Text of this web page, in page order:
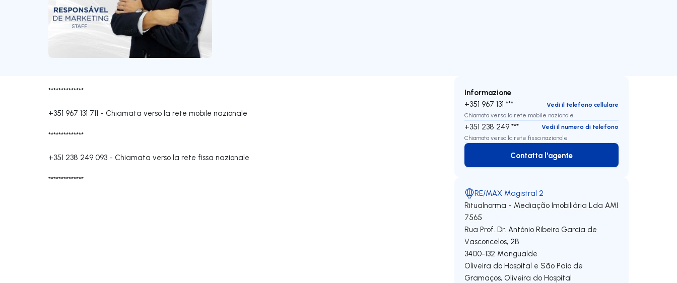
**************
+351 967 131 711 - Chiamata verso la rete mobile nazionale
**************
+351 238 249 093 - Chiamata verso la rete fissa nazionale
**************
Informazione
+351 967 131 ***
Vedi il telefono cellulare
Chiamata verso la rete mobile nazionale
+351 238 249 ***
Vedi il numero di telefono
Chiamata verso la rete fissa nazionale
Contatta l'agente
Contatta l'agente
RE/MAX Magistral 2
Ritualnorma - Mediação Imobiliária Lda AMI
7565
Rua Prof. Dr. António Ribeiro Garcia de
Vasconcelos, 2B
3400-132 Mangualde
Oliveira do Hospital e São Paio de
Gramaços, Oliveira do Hospital